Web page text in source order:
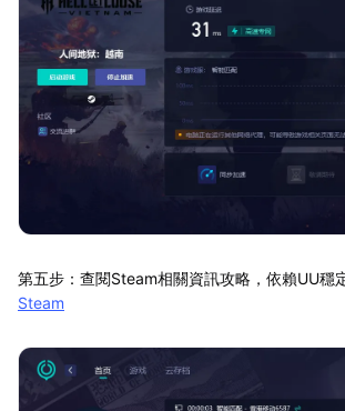
第五步：查閱Steam相關資訊攻略，依賴UU穩
Steam